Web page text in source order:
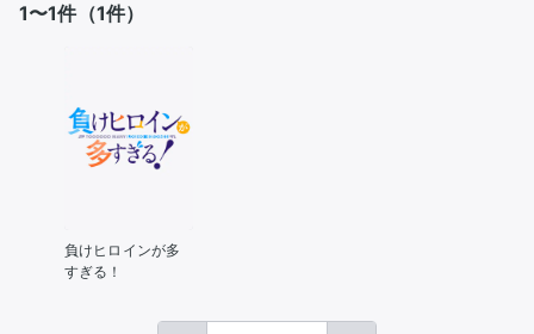
1〜1件（1件）
負けヒロインが多
すぎる！